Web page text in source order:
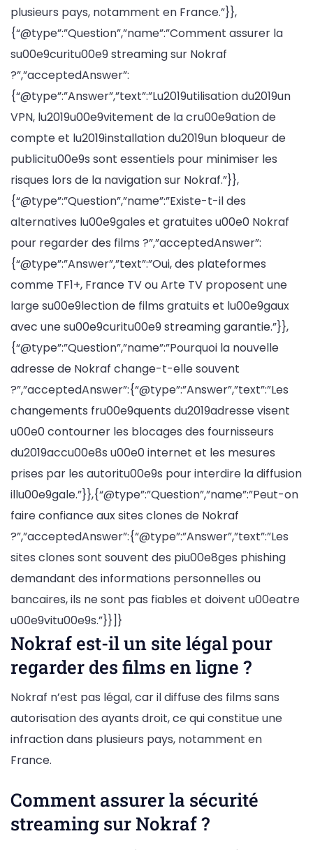
plusieurs pays, notamment en France.”}},
{“@type”:”Question”,”name”:”Comment assurer la
su00e9curitu00e9 streaming sur Nokraf
?”,”acceptedAnswer”:
{“@type”:”Answer”,”text”:”Lu2019utilisation du2019un
VPN, lu2019u00e9vitement de la cru00e9ation de
compte et lu2019installation du2019un bloqueur de
publicitu00e9s sont essentiels pour minimiser les
risques lors de la navigation sur Nokraf.”}},
{“@type”:”Question”,”name”:”Existe-t-il des
alternatives lu00e9gales et gratuites u00e0 Nokraf
pour regarder des films ?”,”acceptedAnswer”:
{“@type”:”Answer”,”text”:”Oui, des plateformes
comme TF1+, France TV ou Arte TV proposent une
large su00e9lection de films gratuits et lu00e9gaux
avec une su00e9curitu00e9 streaming garantie.”}},
{“@type”:”Question”,”name”:”Pourquoi la nouvelle
adresse de Nokraf change-t-elle souvent
?”,”acceptedAnswer”:{“@type”:”Answer”,”text”:”Les
changements fru00e9quents du2019adresse visent
u00e0 contourner les blocages des fournisseurs
du2019accu00e8s u00e0 internet et les mesures
prises par les autoritu00e9s pour interdire la diffusion
illu00e9gale.”}},{“@type”:”Question”,”name”:”Peut-on
faire confiance aux sites clones de Nokraf
?”,”acceptedAnswer”:{“@type”:”Answer”,”text”:”Les
sites clones sont souvent des piu00e8ges phishing
demandant des informations personnelles ou
bancaires, ils ne sont pas fiables et doivent u00eatre
u00e9vitu00e9s.”}}]}
Nokraf est-il un site légal pour
regarder des films en ligne ?
Nokraf n’est pas légal, car il diffuse des films sans
autorisation des ayants droit, ce qui constitue une
infraction dans plusieurs pays, notamment en
France.
Comment assurer la sécurité
streaming sur Nokraf ?